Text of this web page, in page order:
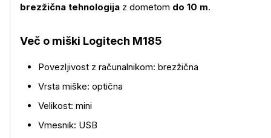
Več o izdelku
brezžična tehnologija z dometom do 10 m.
Več o miški Logitech M185
Povezljivost z računalnikom: brezžična
Vrsta miške: optična
Velikost: mini
Vmesnik: USB